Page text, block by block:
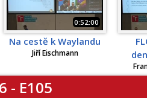
0:52:00
Na cestě k Waylandu
Jiří Eischmann
- E105